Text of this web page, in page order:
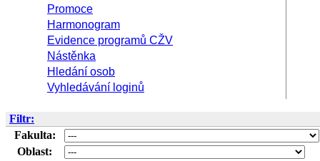
Promoce
Harmonogram
Evidence programů CŽV
Nástěnka
Hledání osob
Vyhledávání loginů
Filtr:
Fakulta:
Oblast: